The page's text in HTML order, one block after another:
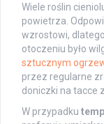
Wiele roślin
powietrza.
wzrostowi,
otoczeniu było
sztucznym
przez regularne
doniczki na tacce
W przypadku